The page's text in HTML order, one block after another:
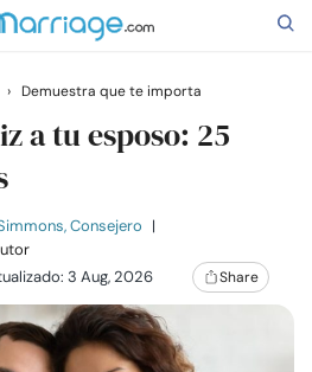
› Demuestra que te importa
a tu esposo: 25
Consejero |
3 Aug, 2026 Share